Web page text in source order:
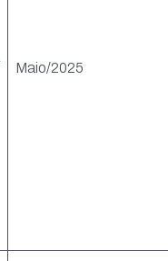
Maio/2025